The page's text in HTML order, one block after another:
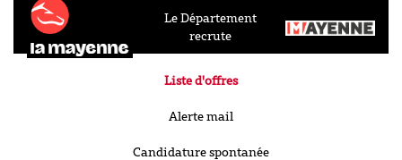
Le Département
recrute
Liste d'offres
Alerte mail
Candidature spontanée